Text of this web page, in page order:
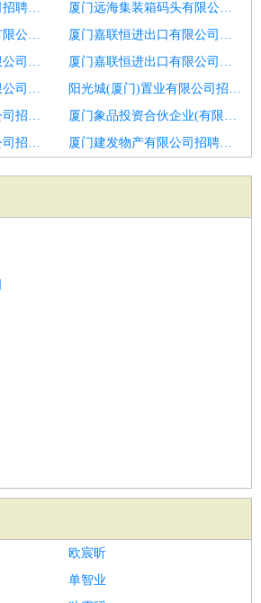
厦门钨业股份有限公司招聘电商运营客服
厦门远海集装箱码头有限公司招聘聊城市招聘客服专员
厦门三五新能源汽车有限公司招聘客服专员
厦门嘉联恒进出口有限公司招聘储备客服主管
厦门趣店融资租赁有限公司招聘客服
厦门嘉联恒进出口有限公司招聘海外客服操作
厦门华远建设集团有限公司招聘1688阿里大品牌客户客服
阳光城(厦门)置业有限公司招聘客服专员
厦门科技馆管理有限公司招聘客服
厦门象品投资合伙企业(有限合伙)招聘销售客服
厦门科技馆管理有限公司招聘客服
厦门建发物产有限公司招聘客服专员
欧宸昕
单智业